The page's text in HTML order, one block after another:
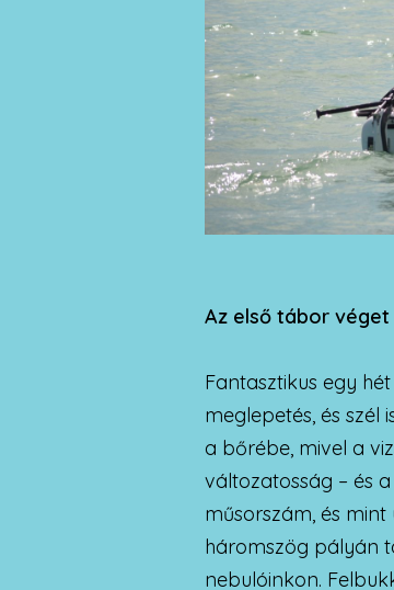
Az első tábor
Fantasztikus egy
meglepetés, és
a bőrébe, mivel a
változatosság – és
műsorszám, és
háromszög pályán
nebulóinkon.